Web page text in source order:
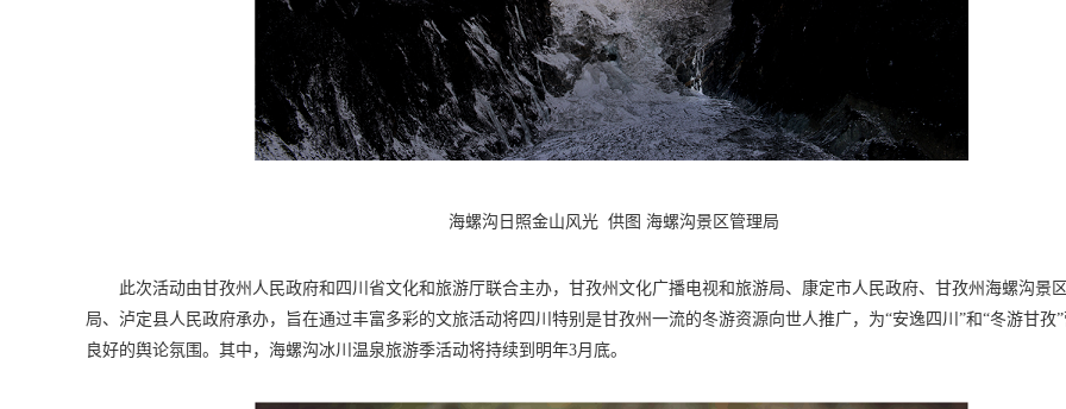
海螺沟日照金山风光 供图 海螺沟景区管理局
此次活动由甘孜州人民政府和四川省文化和旅游厅联合主办，甘孜州文化广播电视和旅游局、康定市人民政府、甘孜州海螺沟景
局、泸定县人民政府承办，旨在通过丰富多彩的文旅活动将四川特别是甘孜州一流的冬游资源向世人推广，为“安逸四川”和“冬游甘孜
良好的舆论氛围。其中，海螺沟冰川温泉旅游季活动将持续到明年3月底。